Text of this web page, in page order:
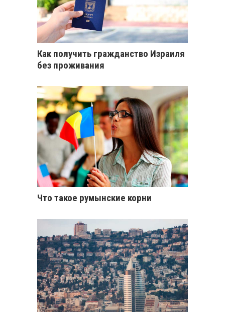
Как получить гражданство Израиля
без проживания
Что такое румынские корни